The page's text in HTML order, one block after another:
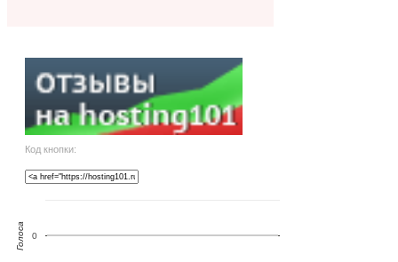
Код кнопки:
0
Голоса